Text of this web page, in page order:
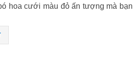
hoa cưới màu đỏ ấn tượng mà bạn